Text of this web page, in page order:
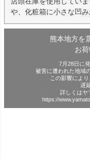
や、化粧箱に小さな凹
熊本地方を
お
7月28日に
被害に遭われた地域
この影響によ
遅
詳しくはヤ
https://